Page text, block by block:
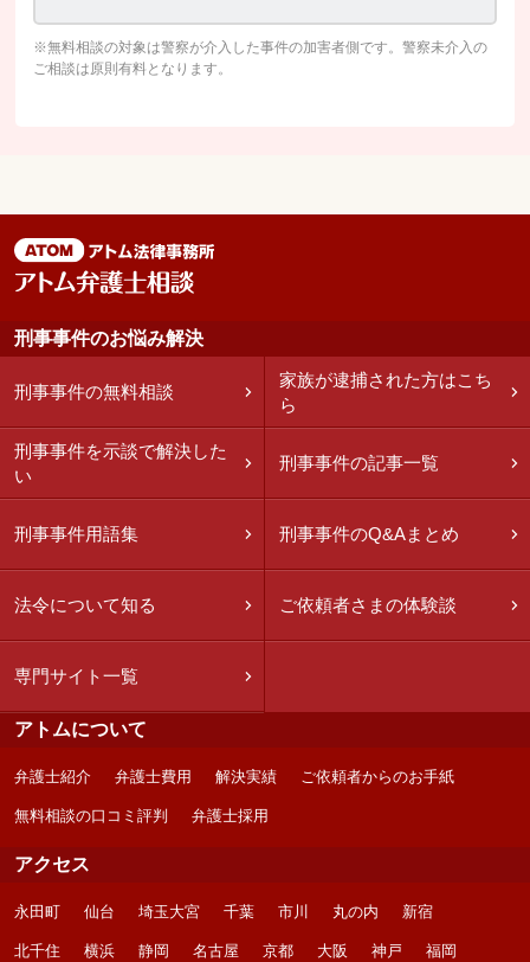
※無料相談の対象は警察が介入した事件の加害者側です。警察未介入の
ご相談は原則有料となります。
刑事事件のお悩み解決
刑事事件の無料相談
家族が逮捕された方はこち
ら
刑事事件を示談で解決した
い
刑事事件の記事一覧
刑事事件用語集 刑事事件のQ&Aまとめ
法令について知る ご依頼者さまの体験談
専門サイト一覧
アトムについて
弁護士紹介 弁護士費用 解決実績 ご依頼者からのお手紙
無料相談の口コミ評判 弁護士採用
アクセス
永田町 仙台 埼玉大宮 千葉 市川 丸の内 新宿
北千住 横浜 静岡 名古屋 京都 大阪 神戸 福岡